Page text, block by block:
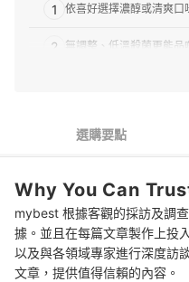
1 依喜好選擇濃醇或清爽口
2 無調整、低溫殺菌更能品
5 選擇產地並留意運費
推薦十大牛奶宅配人氣排行榜
活用牛奶製作美味點心
其他宅配人氣食品
選購要點
Why You Can
mybest 根據客觀的採訪及調
據。並且在每篇文章製作上投
以及與各領域專家進行深度訪
文章，提供值得信賴的內容。